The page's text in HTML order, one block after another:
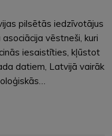
pilsētās iedzīvotājus
vēstneši, kuri
iesaistīties, kļūstot
datiem, Latvijā vairāk